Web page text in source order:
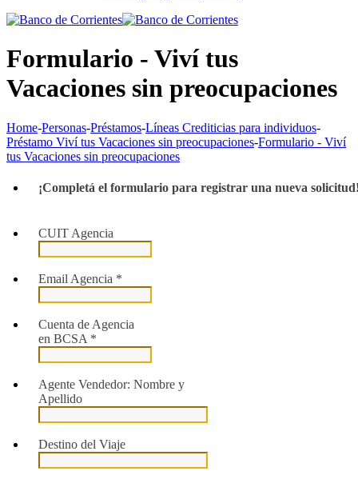
Formulario - Viví tus
Vacaciones sin preocupaciones
Home-Personas-Préstamos-Líneas Crediticias para individuos-
Préstamo Viví tus Vacaciones sin preocupaciones-Formulario - Viví
tus Vacaciones sin preocupaciones
¡Completá el formulario para registrar una nueva
CUIT Agencia
Email Agencia *
Cuenta de Agencia
en BCSA*
Agente Vendedor: Nombre y
Apellido
Destino del Viaje